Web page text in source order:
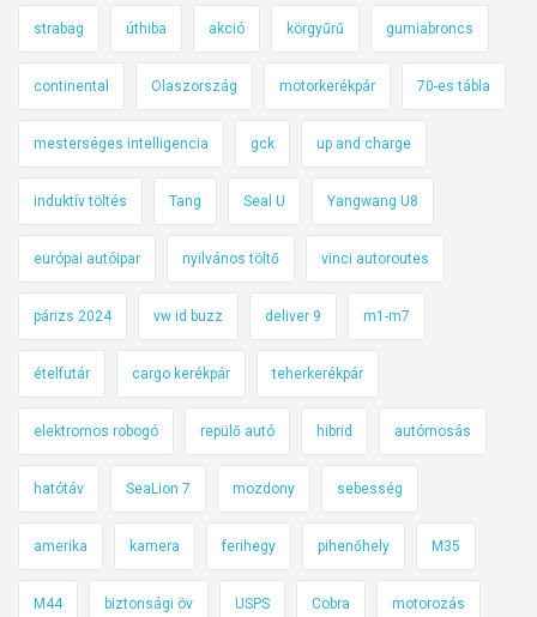
strabag úthiba akció körgyűrű gumiabroncs
continental Olaszország motorkerékpár 70-es tábla
mesterséges intelligencia gck up and charge
induktív töltés Tang Seal U Yangwang U8
európai autóipar nyilvános töltő vinci autoroutes
párizs 2024 vw id buzz deliver 9 m1-m7
ételfutár cargo kerékpár teherkerékpár
elektromos robogó repülő autó hibrid autómosás
hatótáv SeaLion 7 mozdony sebesség
amerika kamera ferihegy pihenőhely M35
M44 biztonsági öv USPS Cobra motorozás